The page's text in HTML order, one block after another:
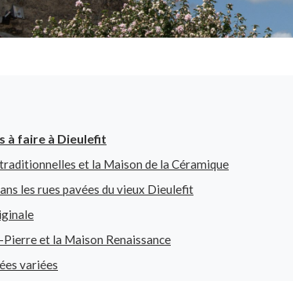
à faire à Dieulefit
et la Maison de la Céramique
les rues pavées du vieux Dieulefit
Pierre et la Maison Renaissance
variées